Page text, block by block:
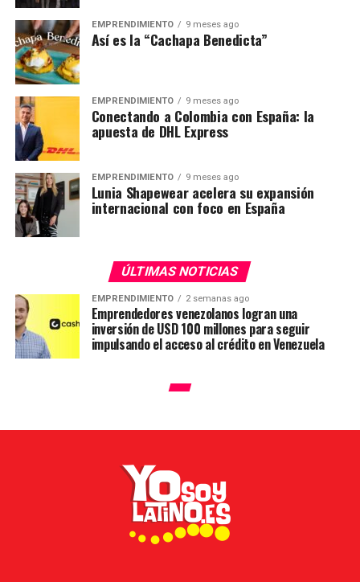
EMPRENDIMIENTO 9 meses ago
Así es la “Cachapa Benedicta”
EMPRENDIMIENTO 9 meses ago
Conectando a Colombia con España: la
apuesta de DHL Express
EMPRENDIMIENTO 9 meses ago
Lunia Shapewear acelera su expansión
internacional con foco en España
ÚLTIMAS NOTICIAS
EMPRENDIMIENTO 2 semanas ago
Emprendedores venezolanos logran una
inversión de USD 100 millones para seguir
impulsando el acceso al crédito en Venezuela